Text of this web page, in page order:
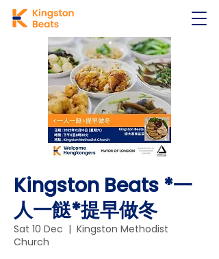
Kingston Beats *一
人一餸*提早做冬
Sat 10 Dec
  |
Kingston Methodist
Church